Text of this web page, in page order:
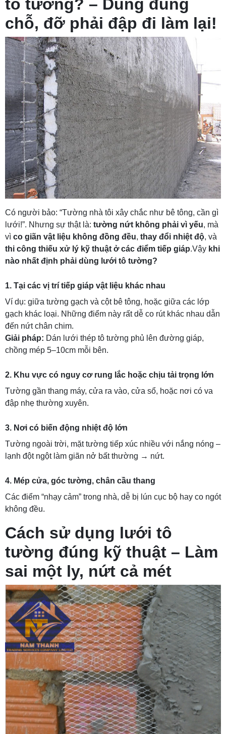
tô tường? – Dùng đúng
chỗ, đỡ phải đập đi làm lại!
Có người bảo: “Tường nhà tôi xây chắc như bê tông, cần gì
lưới!”. Nhưng sự thật là: tường nứt không phải vì yếu, mà
vì co giãn vật liệu không đồng đều, thay đổi nhiệt độ, và
thi công thiếu xử lý kỹ thuật ở các điểm tiếp giáp.Vậy khi
nào nhất định phải dùng lưới tô tường?
1. Tại các vị trí tiếp giáp vật liệu khác nhau
Ví dụ: giữa tường gạch và cột bê tông, hoặc giữa các lớp
gạch khác loại. Những điểm này rất dễ co rút khác nhau dẫn
đến nứt chân chim.
Giải pháp: Dán lưới thép tô tường phủ lên đường giáp,
chồng mép 5–10cm mỗi bên.
2. Khu vực có nguy cơ rung lắc hoặc chịu tải trọng lớn
Tường gần thang máy, cửa ra vào, cửa sổ, hoặc nơi có va
đập nhẹ thường xuyên.
3. Nơi có biến động nhiệt độ lớn
Tường ngoài trời, mặt tường tiếp xúc nhiều với nắng nóng –
lạnh đột ngột làm giãn nở bất thường → nứt.
4. Mép cửa, góc tường, chân cầu thang
Các điểm “nhạy cảm” trong nhà, dễ bị lún cục bộ hay co ngót
không đều.
Cách sử dụng lưới tô
tường đúng kỹ thuật – Làm
sai một ly, nứt cả mét